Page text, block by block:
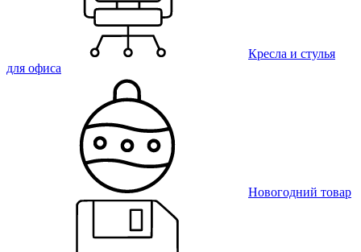
Кресла и стулья
для офиса
Новогодний товар